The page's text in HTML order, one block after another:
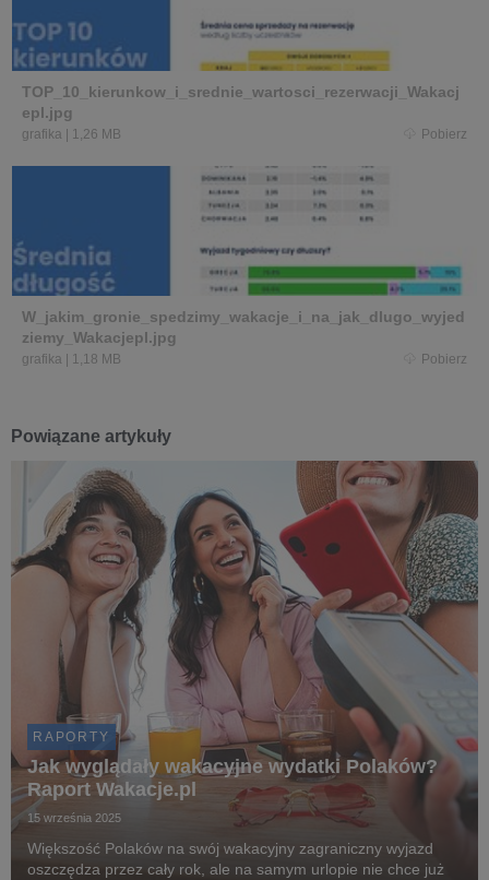
TOP_10_kierunkow_i_srednie_wartosci_rezerwacji_Wakacj
epl.jpg
grafika 1,26 MB Pobierz
W_jakim_gronie_spedzimy_wakacje_i_na_jak_dlugo_wyjed
ziemy_Wakacjepl.jpg
grafika 1,18 MB Pobierz
Powiązane artykuły
RAPORTY
Jak wyglądały wakacyjne wydatki Polaków?
Raport Wakacje.pl
15 września 2025
Większość Polaków na swój wakacyjny zagraniczny wyjazd
oszczędza przez cały rok, ale na samym urlopie nie chce już